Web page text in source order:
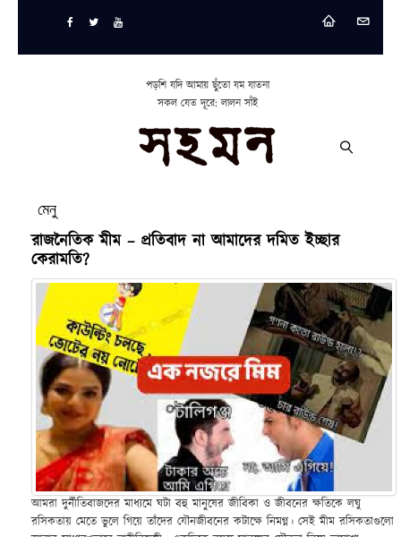
পড়শি যদি আমায় ছুঁতো যম যাতনা
সকল যেত দূরে: লালন সাঁই
মেনু
রাজনৈতিক মীম – প্রতিবাদ না আমাদের দমিত ইচ্ছার
কেরামতি?
আমরা দুর্নীতিবাজদের মাধ্যমে ঘটা বহু মানুষের জীবিকা ও জীবনের ক্ষতিকে লঘু
রসিকতায় মেতে ভুলে গিয়ে তাঁদের যৌনজীবনের কটাক্ষে নিমগ্ন। সেই মীম রসিকতাগুলো